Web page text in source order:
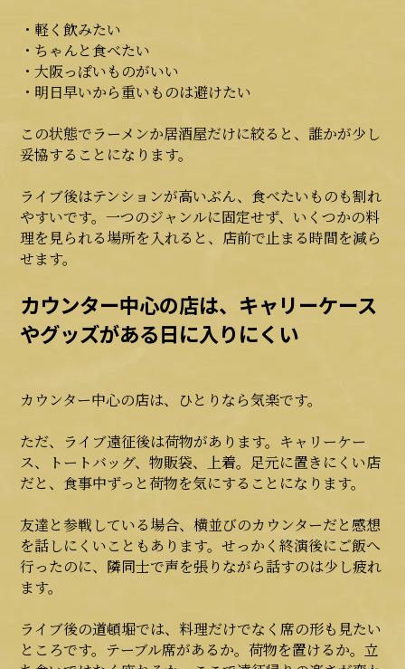
・軽く飲みたい
・ちゃんと食べたい
・大阪っぽいものがいい
・明日早いから重いものは避けたい
この状態でラーメンか居酒屋だけに絞ると、誰かが少し
妥協することになります。
ライブ後はテンションが高いぶん、食べたいものも割れ
やすいです。一つのジャンルに固定せず、いくつかの料
理を見られる場所を入れると、店前で止まる時間を減ら
せます。
カウンター中心の店は、キャリーケース
やグッズがある日に入りにくい
カウンター中心の店は、ひとりなら気楽です。
ただ、ライブ遠征後は荷物があります。キャリーケー
ス、トートバッグ、物販袋、上着。足元に置きにくい店
だと、食事中ずっと荷物を気にすることになります。
友達と参戦している場合、横並びのカウンターだと感想
を話しにくいこともあります。せっかく終演後にご飯へ
行ったのに、隣同士で声を張りながら話すのは少し疲れ
ます。
ライブ後の道頓堀では、料理だけでなく席の形も見たい
ところです。テーブル席があるか。荷物を置けるか。立